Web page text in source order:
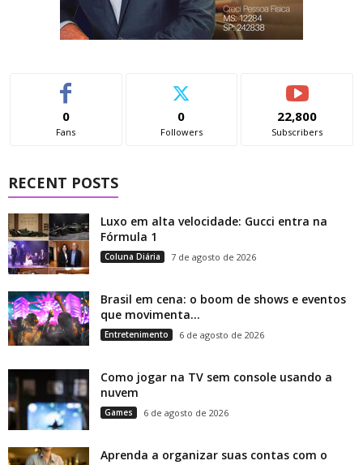
0
Fans
0
Followers
22,800
Subscribers
RECENT POSTS
Luxo em alta velocidade: Gucci entra na
Fórmula 1
Coluna Diária 7 de agosto de 2026
Brasil em cena: o boom de shows e eventos
que movimenta...
Entretenimento 6 de agosto de 2026
Como jogar na TV sem console usando a
nuvem
Games 6 de agosto de 2026
Aprenda a organizar suas contas com o